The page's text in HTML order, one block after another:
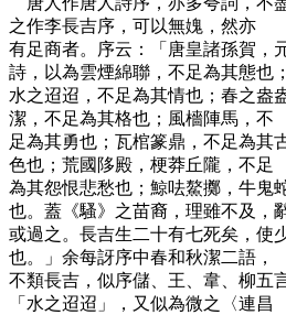
之作李長吉序，可以無媿，然亦
有足商者。序云：「唐皇諸孫賀，
詩，以為雲煙綿聯，不足為其態也；
水之迢迢，不足為其情也；春之盎
潔，不足為其格也；風檣陣馬，不
足為其勇也；瓦棺篆鼎，不足為其
色也；荒國陊殿，梗莽丘隴，不足
為其怨恨悲愁也；鯨呿鰲擲，牛鬼
也。蓋《騷》之苗裔，理雖不及，
或過之。長吉生二十有七死矣，使
也。」余每訝序中春和秋潔二語，
不類長吉，似序儲、王、韋、柳五
「水之迢迢」，又似為微之〈連昌